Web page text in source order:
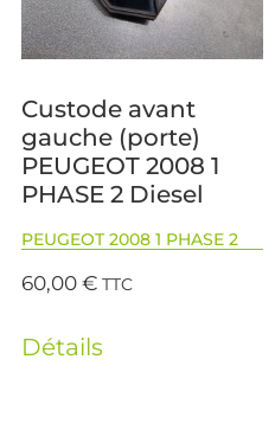
Custode avant
gauche (porte)
PEUGEOT 2008 1
PHASE 2 Diesel
PEUGEOT 2008 1 PHASE 2
60,00€ TTC
Détails